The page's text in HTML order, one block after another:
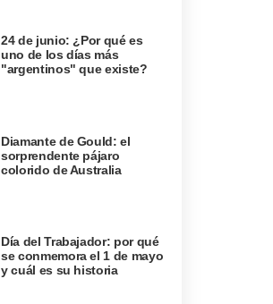
24 de junio: ¿Por qué es
uno de los días más
"argentinos" que existe?
Diamante de Gould: el
sorprendente pájaro
colorido de Australia
Día del Trabajador: por qué
se conmemora el 1 de mayo
y cuál es su historia